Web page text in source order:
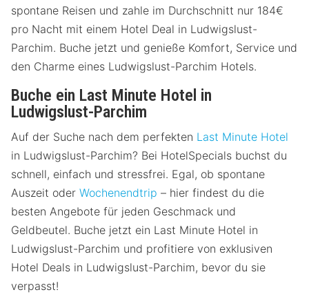
spontane Reisen und zahle im Durchschnitt nur 184€
pro Nacht mit einem Hotel Deal in Ludwigslust-
Parchim. Buche jetzt und genieße Komfort, Service und
den Charme eines Ludwigslust-Parchim Hotels.
Buche ein Last Minute Hotel in
Ludwigslust-Parchim
Auf der Suche nach dem perfekten Last Minute Hotel
in Ludwigslust-Parchim? Bei HotelSpecials buchst du
schnell, einfach und stressfrei. Egal, ob spontane
Auszeit oder Wochenendtrip – hier findest du die
besten Angebote für jeden Geschmack und
Geldbeutel. Buche jetzt ein Last Minute Hotel in
Ludwigslust-Parchim und profitiere von exklusiven
Hotel Deals in Ludwigslust-Parchim, bevor du sie
verpasst!